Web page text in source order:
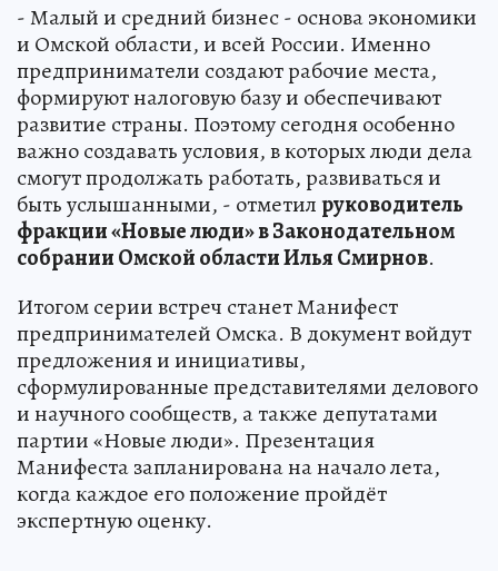
- Малый и средний бизнес - основа экономики
и Омской области, и всей России. Именно
предприниматели создают рабочие места,
формируют налоговую базу и обеспечивают
развитие страны. Поэтому сегодня особенно
важно создавать условия, в которых люди дела
смогут продолжать работать, развиваться и
быть услышанными, - отметилруководитель
фракции «Новые люди» в Законодательном
собрании Омской области Илья Смирнов.
Итогом серии встреч станет Манифест
предпринимателей Омска. В документ войдут
предложения и инициативы,
сформулированные представителями делового
и научного сообществ, а также депутатами
партии «Новые люди». Презентация
Манифеста запланирована на начало лета,
когда каждое его положение пройдёт
экспертную оценку.